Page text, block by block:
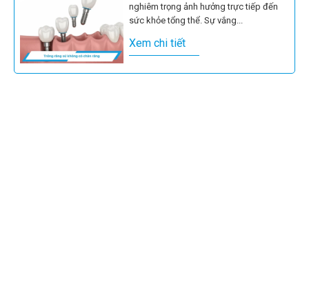
nghiêm trọng ảnh hưởng trực tiếp đến
sức khỏe tổng thể. Sự vắng...
Xem chi tiết